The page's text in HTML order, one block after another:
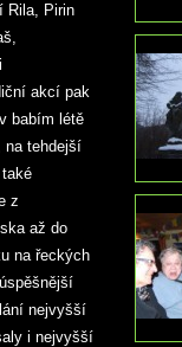
Rila, Pirin
akcí pak
babím létě
na tehdejší
z
až do
na řeckých
nejvyšší
i nejvyšší